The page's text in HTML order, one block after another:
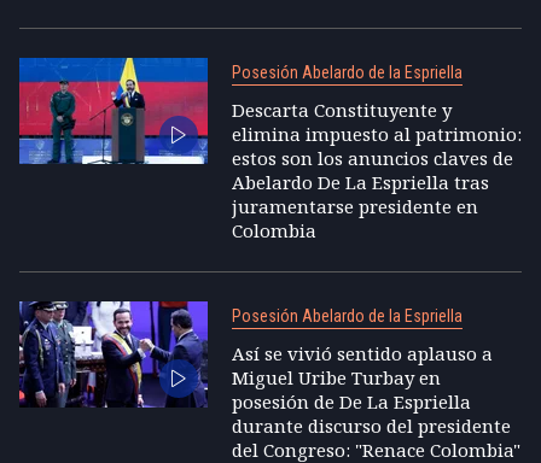
Posesión Abelardo de la Espriella
Descarta Constituyente y
elimina impuesto al patrimonio:
estos son los anuncios claves de
Abelardo De La Espriella tras
juramentarse presidente en
Colombia
Posesión Abelardo de la Espriella
Así se vivió sentido aplauso a
Miguel Uribe Turbay en
posesión de De La Espriella
durante discurso del presidente
del Congreso: "Renace Colombia"